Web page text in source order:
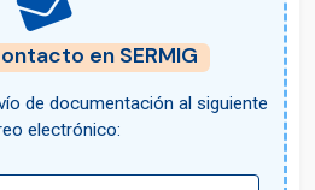
en SERMIG
de documentación al siguiente
electrónico: